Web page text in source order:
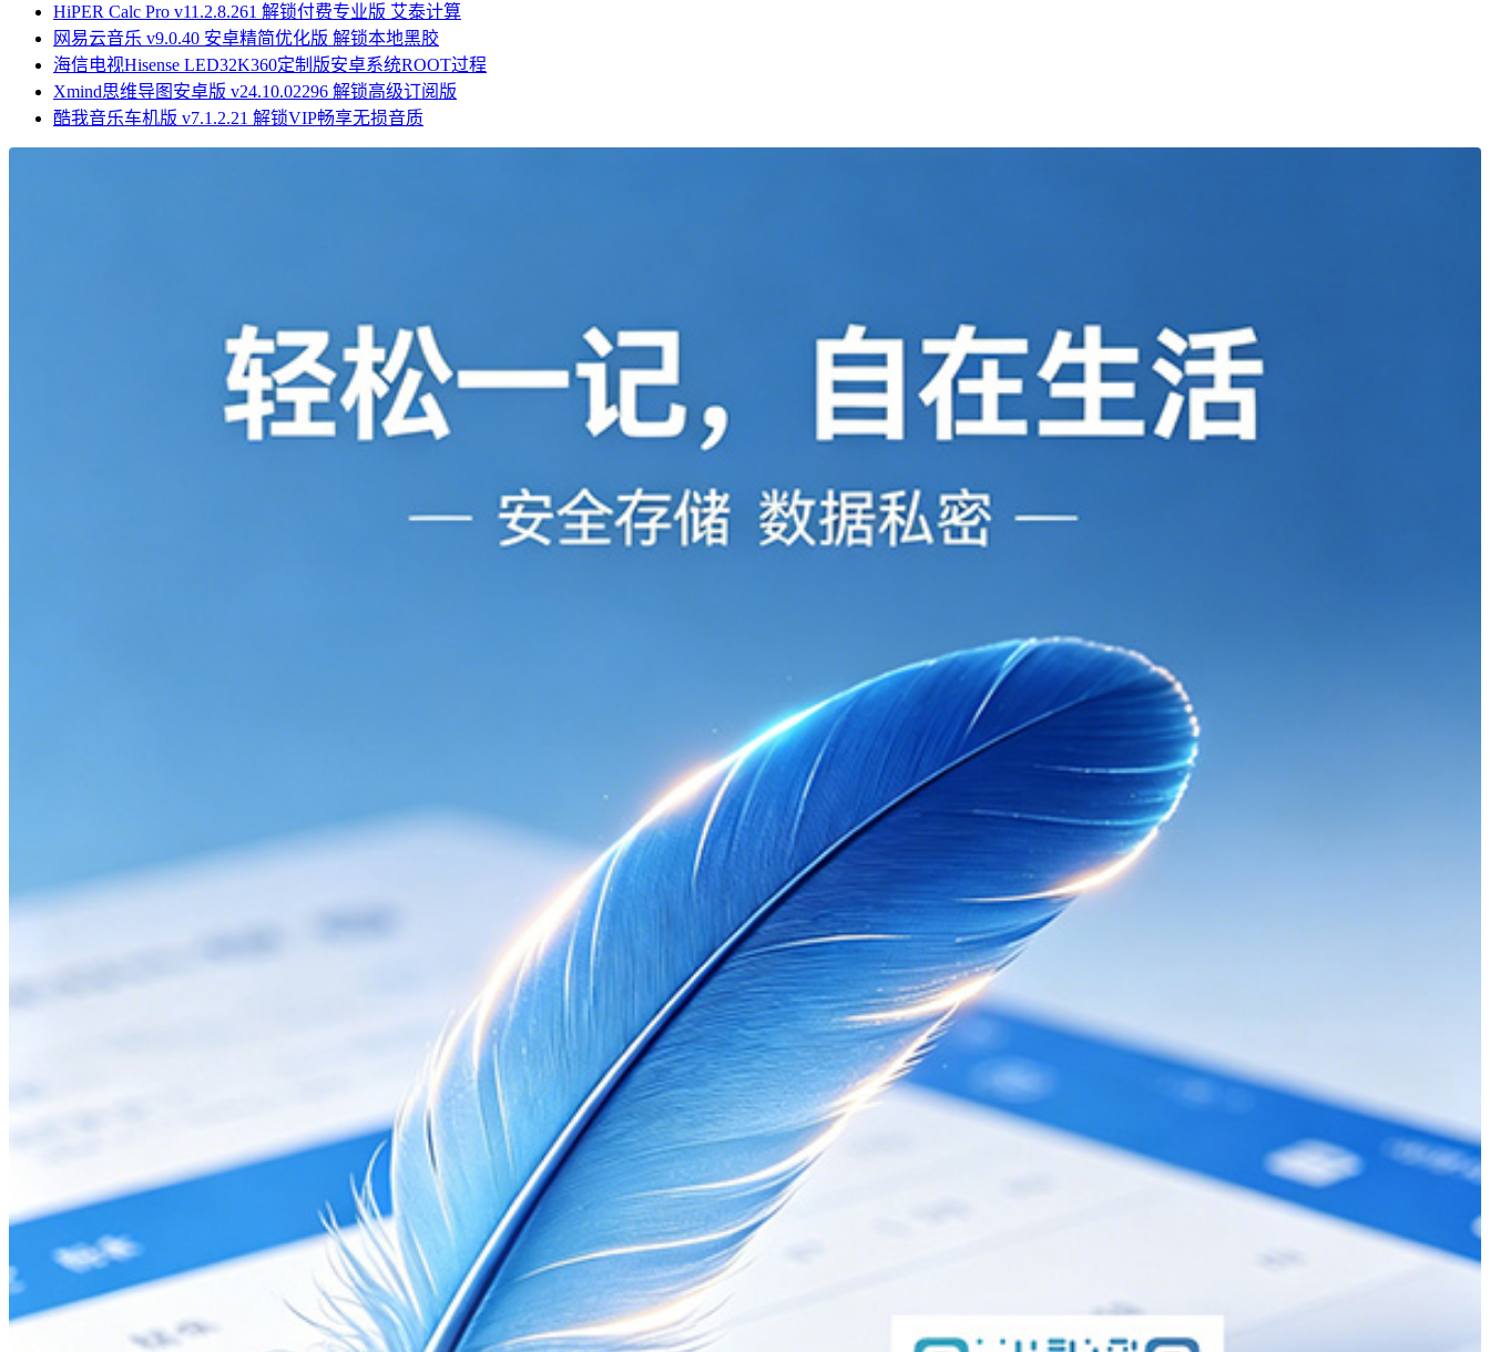
HiPER Calc Pro v11.2.8.261 解锁付费专业版 艾泰计算
网易云音乐 v9.0.40 安卓精简优化版 解锁本地黑胶
海信电视Hisense LED32K360定制版安卓系统ROOT过程
Xmind思维导图安卓版 v24.10.02296 解锁高级订阅版
酷我音乐车机版 v7.1.2.21 解锁VIP畅享无损音质